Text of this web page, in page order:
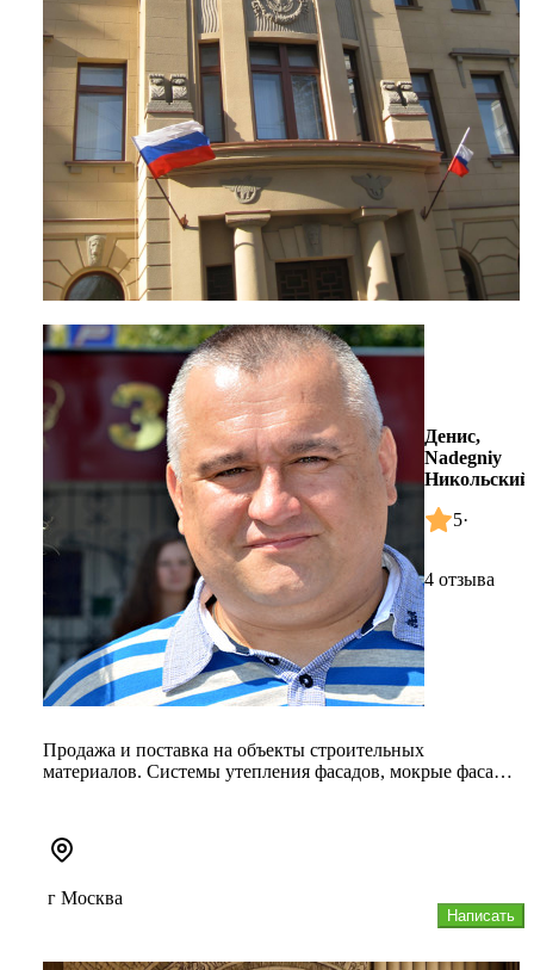
Денис,
Nadegniy
Никольский
5·
4 отзыва
Продажа и поставка на объекты строительных
материалов. Системы утепления фасадов, мокрые фасады
Написать
г Москва